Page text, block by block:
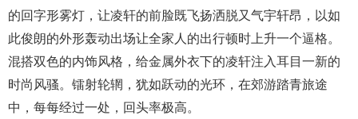
的回字形雾灯，让凌轩的前脸既飞扬洒脱又气宇轩昂，以如
此俊朗的外形轰动出场让全家人的出行顿时上升一个逼格。
混搭双色的内饰风格，给金属外衣下的凌轩注入耳目一新的
时尚风骚。镭射轮辋，犹如跃动的光环，在郊游踏青旅途
中，每每经过一处，回头率极高。